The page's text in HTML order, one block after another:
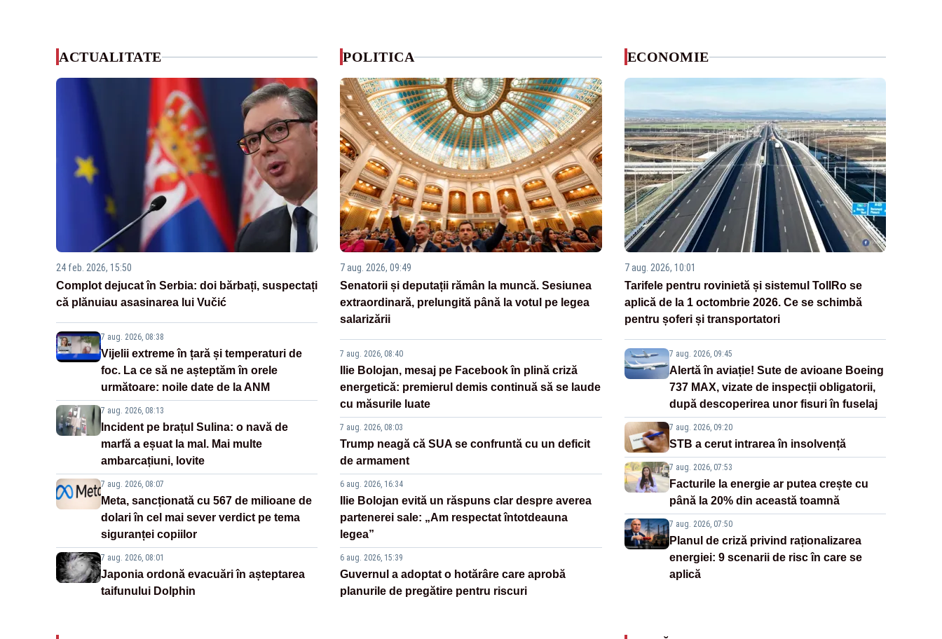
ACTUALITATE
24 feb. 2026, 15:50
Complot dejucat în Serbia: doi bărbați, suspectați
că plănuiau asasinarea lui Vučić
7 aug. 2026, 08:38
Vijelii extreme în țară și temperaturi de
foc. La ce să ne așteptăm în orele
următoare: noile date de la ANM
7 aug. 2026, 08:13
Incident pe brațul Sulina: o navă de
marfă a eșuat la mal. Mai multe
ambarcațiuni, lovite
7 aug. 2026, 08:07
Meta, sancționată cu 567 de milioane de
dolari în cel mai sever verdict pe tema
siguranței copiilor
7 aug. 2026, 08:01
Japonia ordonă evacuări în așteptarea
taifunului Dolphin
POLITICA
7 aug. 2026, 09:49
Senatorii și deputații rămân la muncă. Sesiunea
extraordinară, prelungită până la votul pe legea
salarizării
7 aug. 2026, 08:40
Ilie Bolojan, mesaj pe Facebook în plină criză
energetică: premierul demis continuă să se laude
cu măsurile luate
7 aug. 2026, 08:03
Trump neagă că SUA se confruntă cu un deficit
de armament
6 aug. 2026, 16:34
Ilie Bolojan evită un răspuns clar despre averea
partenerei sale: „Am respectat întotdeauna
legea”
6 aug. 2026, 15:39
Guvernul a adoptat o hotărâre care aprobă
planurile de pregătire pentru riscuri
ECONOMIE
7 aug. 2026, 10:01
Tarifele pentru rovinietă și sistemul TollRo se
aplică de la 1 octombrie 2026. Ce se schimbă
pentru șoferi și transportatori
7 aug. 2026, 09:45
Alertă în aviație! Sute de avioane Boeing
737 MAX, vizate de inspecții obligatorii,
după descoperirea unor fisuri în fuselaj
7 aug. 2026, 09:20
STB a cerut intrarea în insolvență
7 aug. 2026, 07:53
Facturile la energie ar putea crește cu
până la 20% din această toamnă
7 aug. 2026, 07:50
Planul de criză privind raționalizarea
energiei: 9 scenarii de risc în care se
aplică